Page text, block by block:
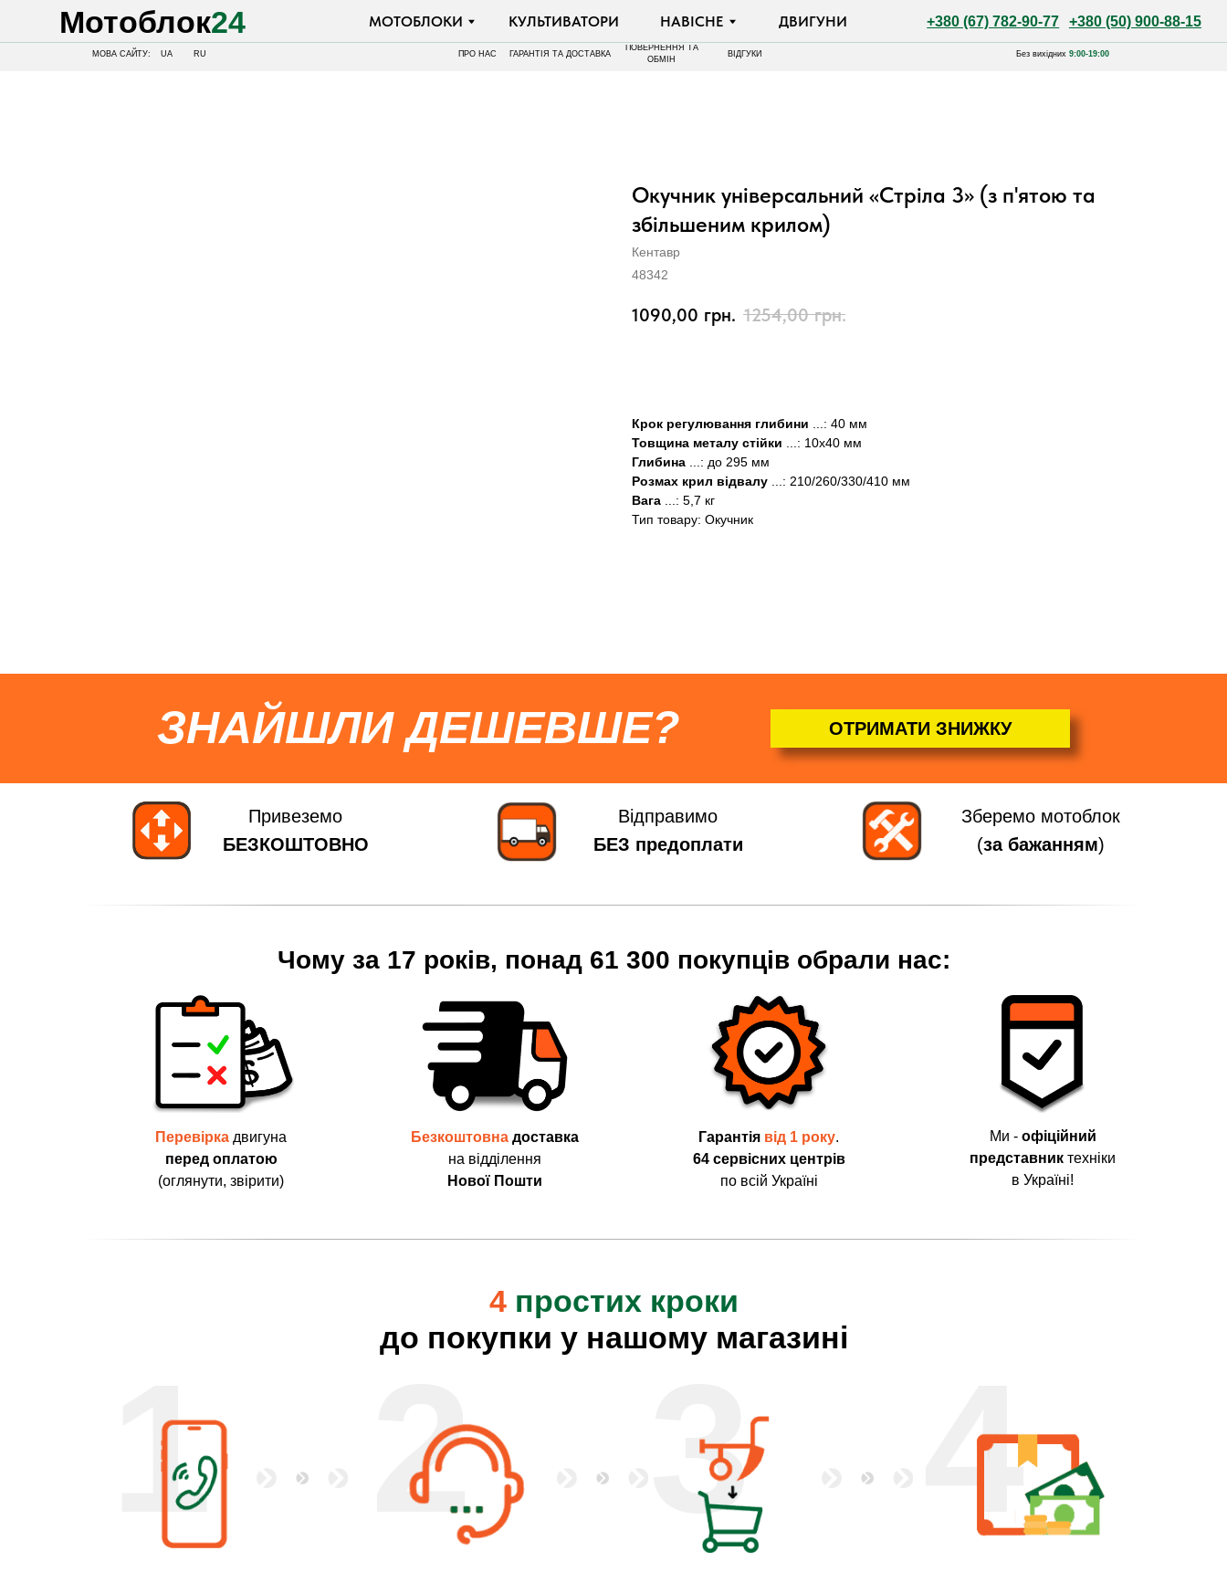
Мотоблок24 +380 (67) 782-90-77 +380 (50) 900-88-15
МОТОБЛОКИ КУЛЬТИВАТОРИ НАВІСНЕ ДВИГУНИ
МОВА САЙТУ:
ПОВЕРНЕННЯ ТА
ОБМІН
ВІДГУКИ
Окучник універсальний «Стріла 3» (з п'ятою та
збільшеним крилом)
Кентавр
48342
1090,00 грн. 1254,00 грн.
Крок регулювання глибини ...: 40 мм
Товщина металу стійки ...: 10х40 мм
Глибина ...: до 295 мм
Розмах крил відвалу ...: 210/260/330/410 мм
Вага ...: 5,7 кг
Тип товару: Окучник
ЗНАЙШЛИ ДЕШЕВШЕ? ОТРИМАТИ ЗНИЖКУ
Відправимо
БЕЗ предоплати
Привеземо
БЕЗКОШТОВНО
Зберемо мотоблок
(за бажанням)
Чому за 17 років, понад 61 300 покупців обрали нас:
Перевірка двигуна
перед оплатою
(оглянути, звірити)
Гарантія від 1 року.
64 сервісних центрів
по всій Україні
Безкоштовна доставка
на відділення
Нової Пошти
Ми - офіційний
представник техніки
в Україні!
1 4
3
2
4 простих кроки
до покупки у нашому магазині